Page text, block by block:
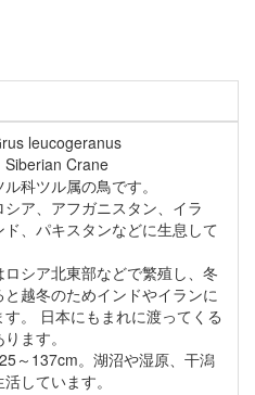
leucogeranus
Siberian Crane
科ツル属の鳥です。
シア、アフガニスタン、イラ
ド、パキスタンなどに生息して
ロシア北東部などで繁殖し、冬
と越冬のためインドやイランに
す。 日本にもまれに渡ってくる
ます。
～137cm。湖沼や湿原、干潟
しています。